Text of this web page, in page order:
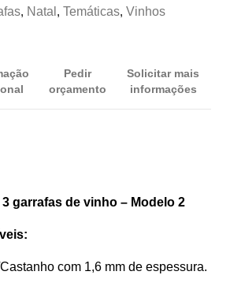
, Natal , Temáticas, Vinhos
Pedir
orçamento
Solicitar mais
informações
garrafas de vinho – Modelo 2
com 1,6 mm de espessura.